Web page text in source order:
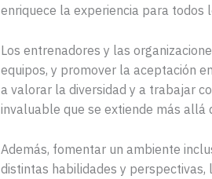
enriquece la experiencia para
Los entrenadores y las
equipos, y promover la aceptación
a valorar la diversidad y a trabajar
invaluable que se extiende más allá
Además, fomentar un ambiente
distintas habilidades y